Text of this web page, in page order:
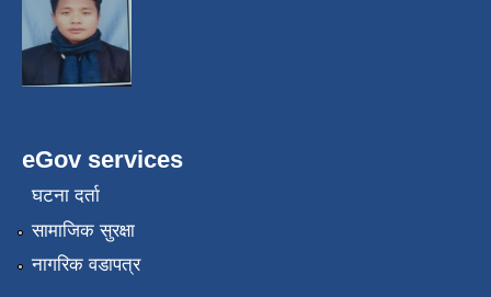
eGov services
घटना दर्ता
सामाजिक सुरक्षा
नागरिक वडापत्र